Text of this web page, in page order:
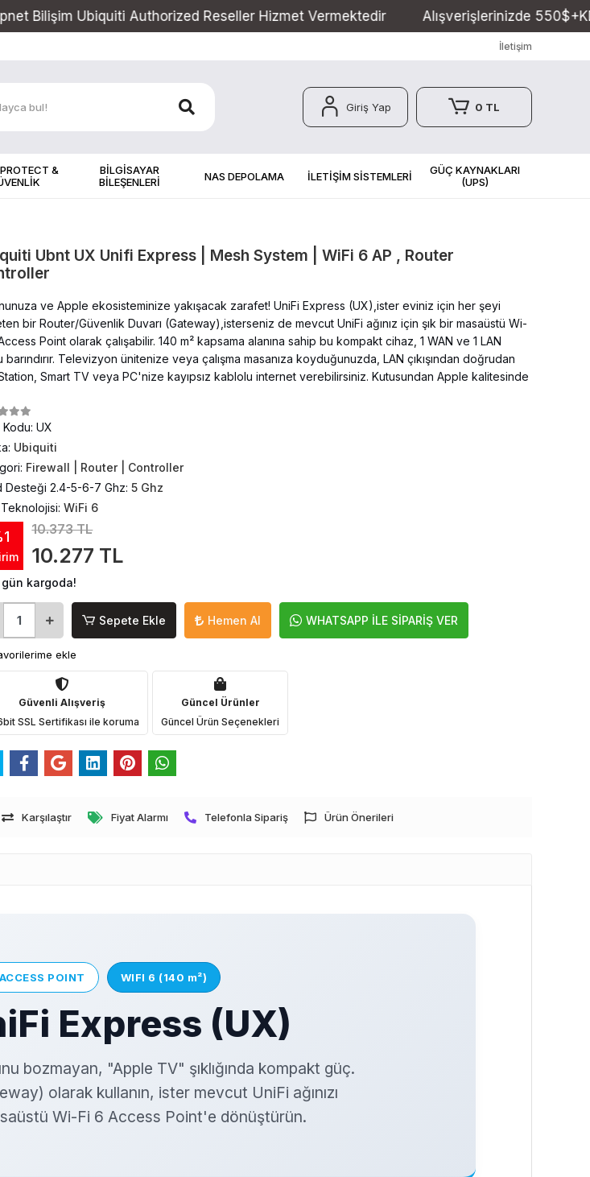
Authorized Reseller Hizmet Vermektedir Alışverişlerinizde 550$+KDV Kargo
İletişim
Giriş Yap 0 TL
&
BİLGİSAYAR
BİLEŞENLERİ
NAS DEPOLAMA İLETİŞİM SİSTEMLERİ
GÜÇ KAYNAKLARI
(UPS)
Ubnt UX Unifi Express | Mesh System | WiFi 6 AP , Router
ve Apple ekosisteminize yakışacak zarafet! UniFi Express (UX),ister eviniz için her şeyi
bir Router/Güvenlik Duvarı (Gateway),isterseniz de mevcut UniFi ağınız için şık bir masaüstü Wi-
Point olarak çalışabilir. 140 m² kapsama alanına sahip bu kompakt cihaz, 1 WAN ve 1 LAN
barındırır. Televizyon ünitenize veya çalışma masanıza koyduğunuzda, LAN çıkışından doğrudan
Smart TV veya PC'nize kayıpsız kablolu internet verebilirsiniz. Kutusundan Apple kalitesinde
Kodu:UX
Ubiquiti
Firewall | Router | Controller
Desteği 2.4-5-6-7 Ghz:5 Ghz
Teknolojisi:WiFi 6
10.373 TL
10.277 TL
gün kargoda!
Sepete Ekle Hemen Al WHATSAPP İLE SİPARİŞ VER
ekle
Güvenli Alışveriş
SSL Sertifikası ile koruma
Güncel Ürünler
Güncel Ürün Seçenekleri
Karşılaştır Fiyat Alarmı Telefonla Sipariş Ürün Önerileri
POINT WIFI 6 (140 m²)
Express (UX)
bozmayan, "Apple TV" şıklığında kompakt güç.
olarak kullanın, ister mevcut UniFi ağınızı
Wi-Fi 6 Access Point'e dönüştürün.